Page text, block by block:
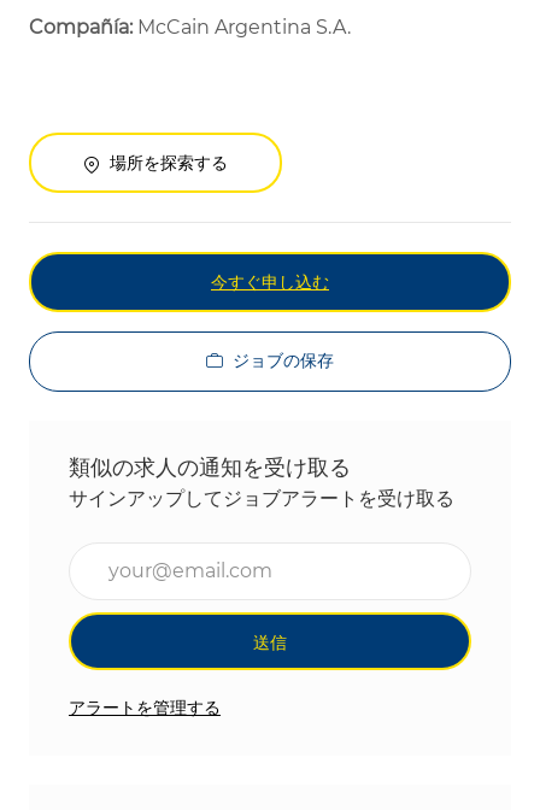
Compañía: McCain Argentina S.A.
場所を探索する
今すぐ申し込む
ジョブの保存
類似の求人の通知を受け取る
サインアップしてジョブアラートを受け取る
送信
アラートを管理する